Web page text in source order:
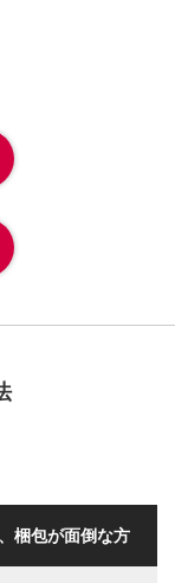
梱包が面倒な方